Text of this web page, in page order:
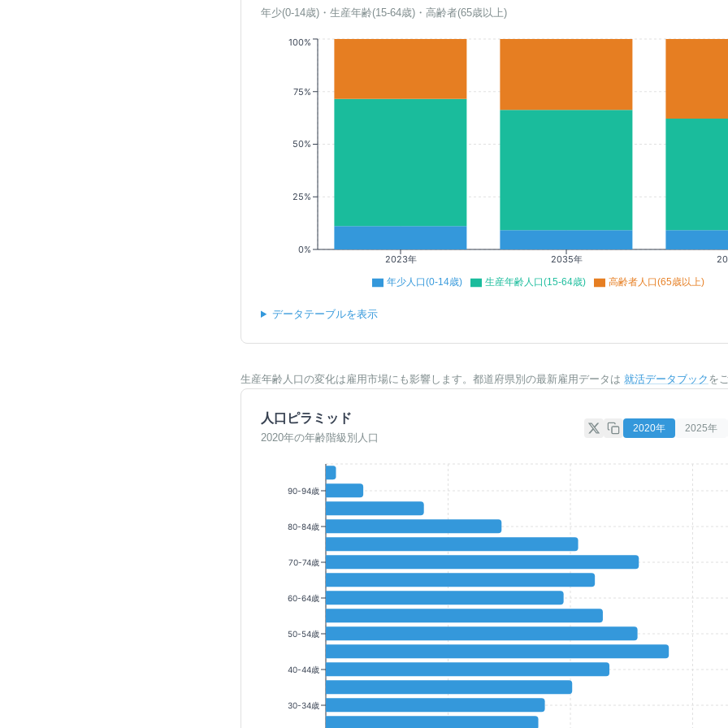
年少(0-14歳)・生産年齢(15-64歳)・高齢者(65歳以上)
2023年 2035年
0%
25%
50%
75%
100%
年少人口(0-14歳) 生産年齢人口(15-64歳) 高齢者人口(65歳以上)
データテーブルを表示
生産年齢人口の変化は雇用市場にも影響します。都道府県別の最新雇用データは 就活データブック を
人口ピラミッド
2020年の年齢階級別人口
2020年 2025年
90-94歳
80-84歳
70-74歳
60-64歳
50-54歳
40-44歳
30-34歳